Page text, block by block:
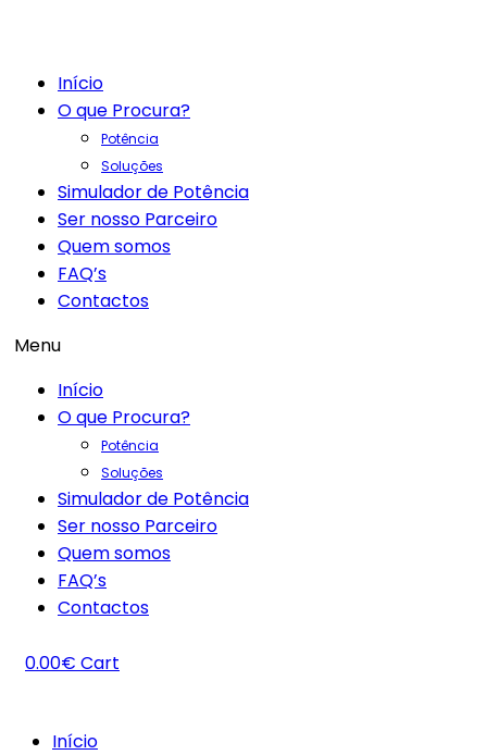
Início
O que Procura?
Potência
Soluções
Simulador de Potência
Ser nosso Parceiro
Quem somos
FAQ’s
Contactos
Menu
Início
O que Procura?
Potência
Soluções
Simulador de Potência
Ser nosso Parceiro
Quem somos
FAQ’s
Contactos
0.00€ Cart
Início